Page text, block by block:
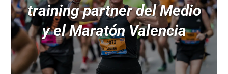
training partner del Medio
y el Maratón Valencia